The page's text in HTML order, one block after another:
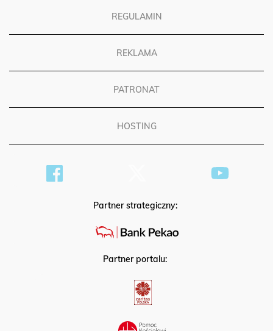
REGULAMIN
REKLAMA
PATRONAT
HOSTING
Partner strategiczny:
Partner portalu: